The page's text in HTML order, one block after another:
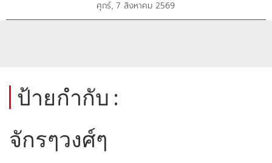
ศุกร์, 7 สิงหาคม 2569
ป้ายกำกับ :
จักรๆวงศ์ๆ